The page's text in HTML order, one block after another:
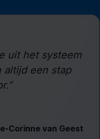
uit het systeem
altijd een stap
Corinne van Geest